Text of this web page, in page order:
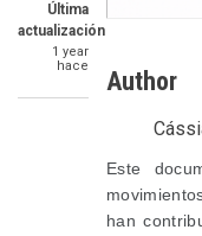
Última
actualización
1 year
hace
Author
Este
han